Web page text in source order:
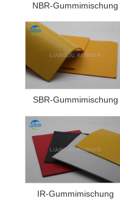
NBR-Gummimischung
SBR-Gummimischung
IR-Gummimischung